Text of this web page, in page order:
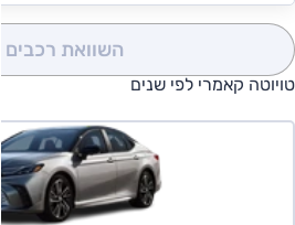
השוואת רכבים
טויוטה קאמרי לפי שנים